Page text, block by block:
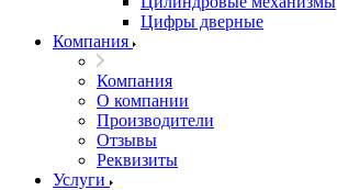
Цифры дверные
Компания
Компания
О компании
Производители
Отзывы
Реквизиты
Услуги